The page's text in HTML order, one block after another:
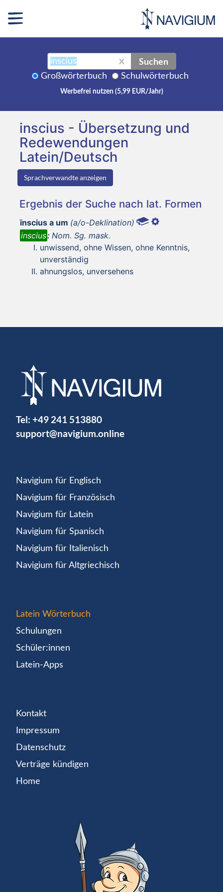
X Suchen
Großwörterbuch Schulwörterbuch
Werbefrei nutzen (5,99 EUR/Jahr)
inscius - Übersetzung und
Redewendungen
Latein/Deutsch
Sprachverwandte anzeigen
Ergebnis der Suche nach lat. Formen
īnscius a um (a/o-Deklination)
inscius: Nom. Sg. mask.
unwissend, ohne Wissen, ohne Kenntnis,
unverständig
ahnungslos, unversehens
Tel: +49 241 513880
support@navigium.online
Navigium für Englisch
Navigium für Französisch
Navigium für Latein
Navigium für Spanisch
Navigium für Italienisch
Navigium für Altgriechisch
Latein Wörterbuch
Schulungen
Schüler:innen
Latein-Apps
Kontakt
Impressum
Datenschutz
Verträge kündigen
Home